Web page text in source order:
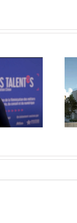
est levé sur
Théâtre
à Istres.